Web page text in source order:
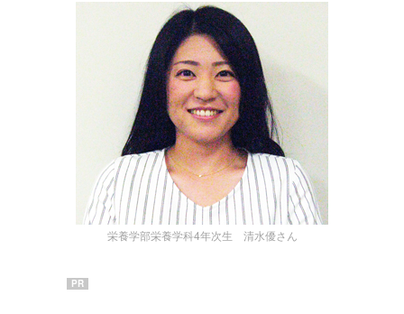
栄養学部栄養学科4年次生 清水優さん
PR